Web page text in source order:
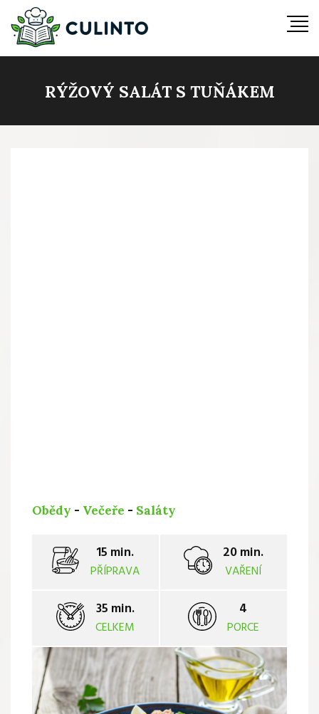
RÝŽOVÝ SALÁT S TUŇÁKEM
Obědy - Večeře - Saláty
15 min.
PŘÍPRAVA
20 min.
VAŘENÍ
35 min.
CELKEM
4
PORCE